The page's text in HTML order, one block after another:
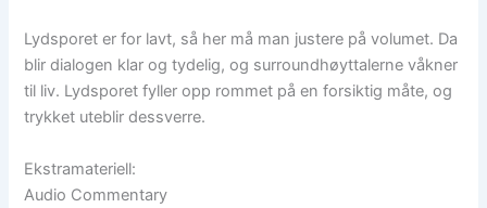
Lydsporet er for lavt, så her må man justere på volumet. Da
blir dialogen klar og tydelig, og surroundhøyttalerne våkner
til liv. Lydsporet fyller opp rommet på en forsiktig måte, og
trykket uteblir dessverre.
Ekstramateriell:
Audio Commentary